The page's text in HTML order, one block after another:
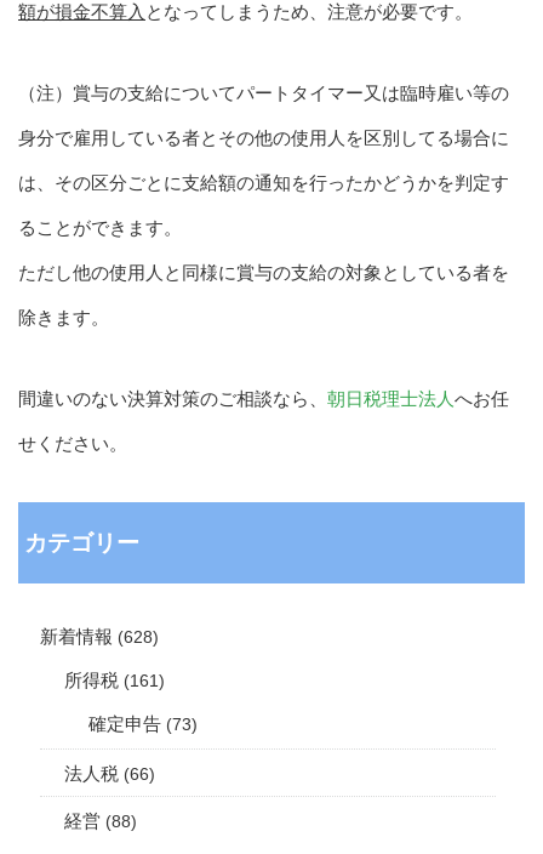
額が損金不算入 となってしまうため、注意が必要です。
（注）賞与の支給についてパートタイマー又は臨時雇い等の
身分で雇用している者とその他の使用人を区別してる場合に
は、その区分ごとに支給額の通知を行ったかどうかを判定す
ることができます。
ただし他の使用人と同様に賞与の支給の対象としている者を
除きます。
間違いのない決算対策のご相談なら、 朝日税理士法人へお任
せください。
カテゴリー
新着情報 (628)
所得税 (161)
確定申告 (73)
法人税 (66)
経営 (88)